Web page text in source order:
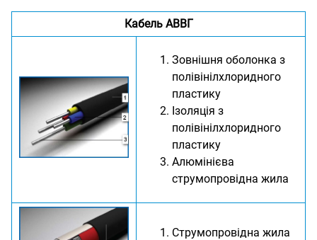
Кабель АВВГ
Зовнішня оболонка з
полівінілхлоридного
пластику
Ізоляція з
полівінілхлоридного
пластику
Алюмінієва
струмопровідна жила
Струмопровідна жила